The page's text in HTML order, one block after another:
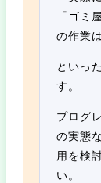
「ゴミ
の作業
といっ
す。
プログ
の実態
用を検
い。